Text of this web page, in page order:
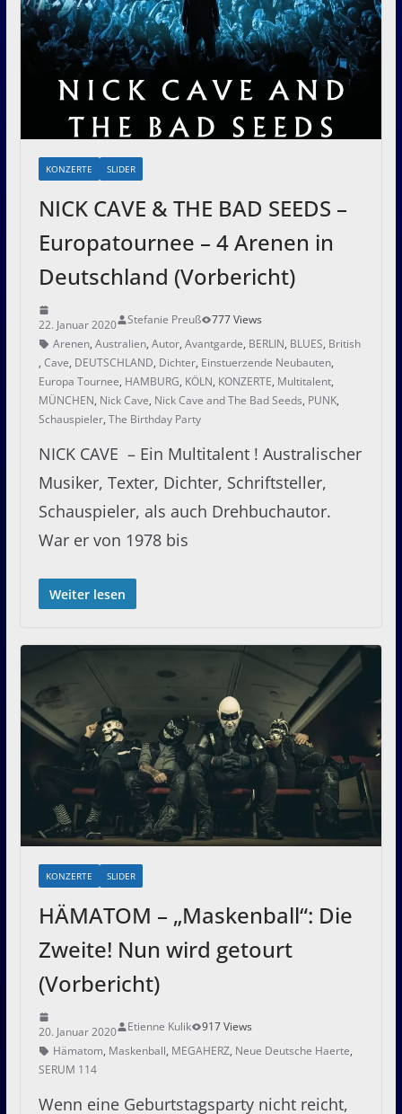
KONZERTE SLIDER
NICK CAVE & THE BAD SEEDS –
Europatournee – 4 Arenen in
Deutschland (Vorbericht)
22. Januar 2020 Stefanie Preuß
777 Views
Arenen, Australien, Autor, Avantgarde, BERLIN, BLUES, British
, Cave, DEUTSCHLAND, Dichter, Einstuerzende Neubauten,
Europa Tournee, HAMBURG, KÖLN, KONZERTE, Multitalent,
MÜNCHEN, Nick Cave, Nick Cave and The Bad Seeds, PUNK,
Schauspieler, The Birthday Party
NICK CAVE – Ein Multitalent ! Australischer
Musiker, Texter, Dichter, Schriftsteller,
Schauspieler, als auch Drehbuchautor.
War er von 1978 bis
Weiter lesen
KONZERTE SLIDER
HÄMATOM – „Maskenball“: Die
Zweite! Nun wird getourt
(Vorbericht)
20. Januar 2020 Etienne Kulik
917 Views
Hämatom, Maskenball, MEGAHERZ, Neue Deutsche Haerte,
SERUM 114
Wenn eine Geburtstagsparty nicht reicht,